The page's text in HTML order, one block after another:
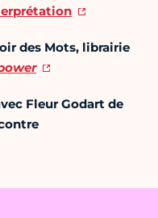
des Mots, librairie
Fleur Godart de